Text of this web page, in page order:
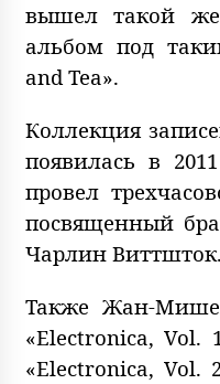
вышел такой
альбом под
and Tea».
Коллекция
появилась в
провел
посвященный
Чарлин Виттшток.
Также Жан-
«Electronica, Vol.
«Electronica, Vol.